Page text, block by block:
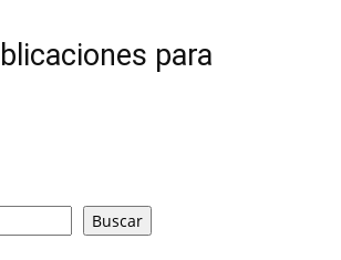
Mundo
para
Buscar